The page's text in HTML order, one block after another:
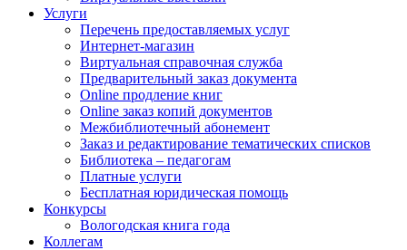
Услуги
Перечень предоставляемых услуг
Интернет-магазин
Виртуальная справочная служба
Предварительный заказ документа
Online продление книг
Online заказ копий документов
Межбиблиотечный абонемент
Заказ и редактирование тематических списков
Библиотека – педагогам
Платные услуги
Бесплатная юридическая помощь
Конкурсы
Вологодская книга года
Коллегам